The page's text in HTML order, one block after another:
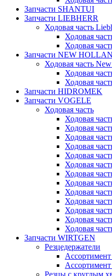
Запчасти SHANTUI
Запчасти LIEBHERR
Ходовая часть
Ходовая
Ходовая
Запчасти NEW
Ходовая часть
Ходовая
Ходовая
Запчасти HIDROMEK
Запчасти VOGELE
Ходовая часть
Ходовая
Ходовая
Ходовая
Ходовая
Ходовая
Ходовая
Ходовая
Ходовая
Ходовая
Ходовая
Ходовая
Ходовая
Ходовая
Запчасти WIRTGEN
Резцедержатели
Резцы с круглым